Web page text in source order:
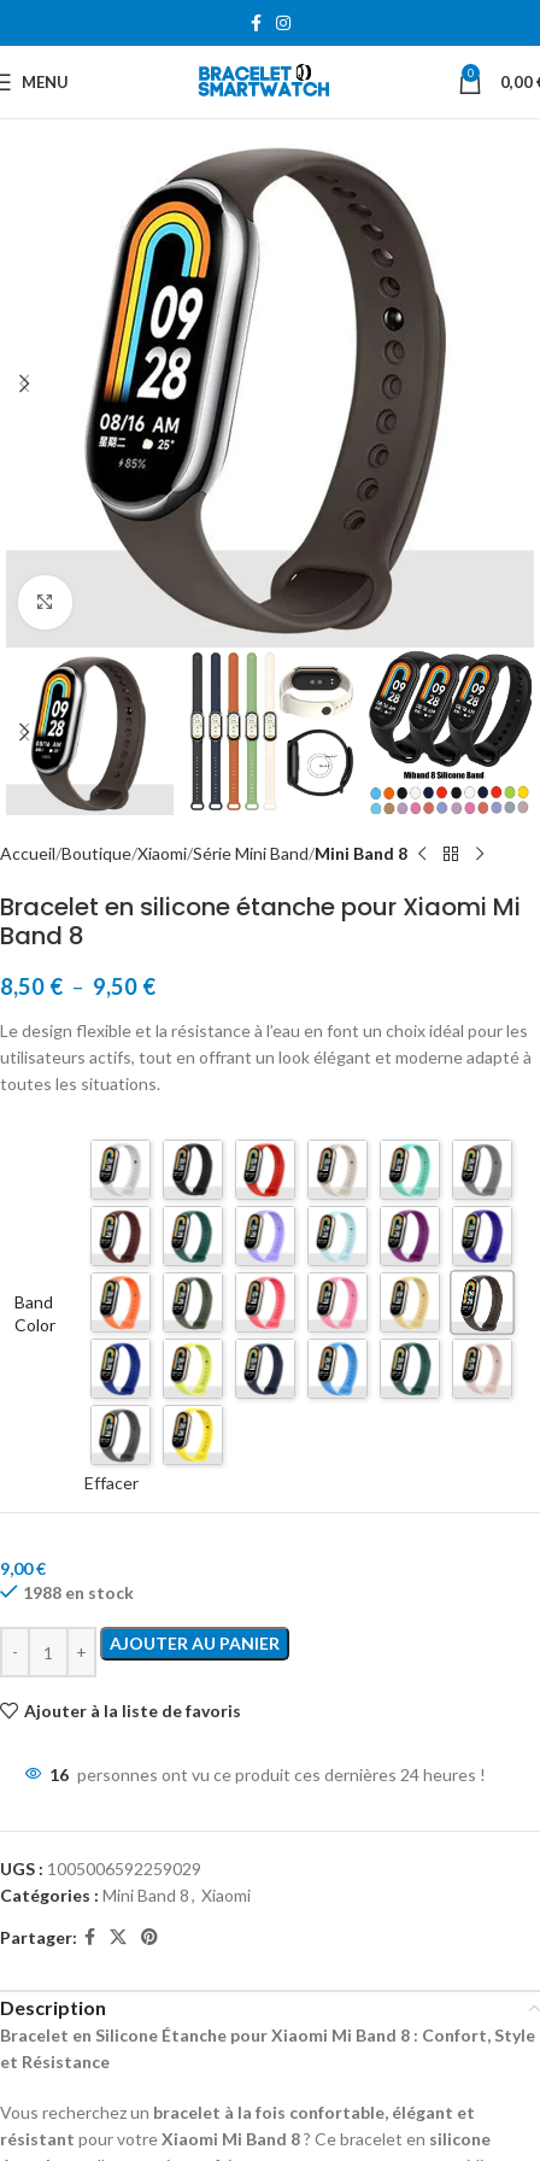
MENU 0 0,00
Cliquer pour agrandir
Accueil Boutique Xiaomi Série Mini Band Mini Band 8
Bracelet en silicone étanche pour Xiaomi Mi
Band 8
8,50 € – 9,50 €
Le design flexible et la résistance à l’eau en font un choix idéal pour les
utilisateurs actifs, tout en offrant un look élégant et moderne adapté à
toutes les situations.
Band
Color
Effacer
9,00€
1988 en stock
AJOUTER AU PANIER
Ajouter à la liste de favoris
16 personnes ont vu ce produit ces dernières 24 heures !
UGS : 1005006592259029
Catégories : Mini Band 8, Xiaomi
Partager:
Description
Bracelet en Silicone Étanche pour Xiaomi Mi Band 8 : Confort, Style
et Résistance
Vous recherchez un bracelet à la fois confortable, élégant et
résistant pour votreXiaomi Mi Band 8? Ce bracelet en silicone